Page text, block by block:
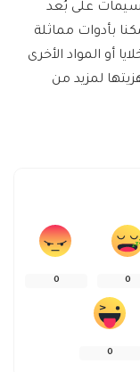
على بُعد
بأدوات مماثلة
أو المواد الأخرى
لمزيد من
0
0
0